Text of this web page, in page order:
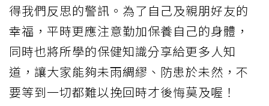
得我們反思的警訊。為了自己及親朋好友的
幸福，平時更應注意勤加保養自己的身體，
同時也將所學的保健知識分享給更多人知
道，讓大家能夠未雨綢繆、防患於未然，不
要等到一切都難以挽回時才後悔莫及喔！